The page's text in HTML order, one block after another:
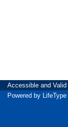
Accessible and Valid
Powered by LifeType